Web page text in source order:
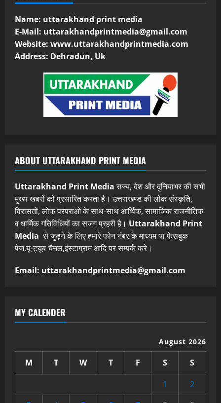
Name: uttarakhand print media
E-Mail: uttarakhandprintmedia@gmail.com
Website: www.uttarakhandprintmedia.com
Address: Dehradun, Uk
ABOUT UTTARAKHAND PRINT MEDIA
Uttarakhand Print Mediaराज्य, देश और दुनियाभर की सभी
मुख्य खबरों को प्रसारित करता है। उत्तराखण्ड की लोक संस्कृति,
विरासतों, लोक परंपराओ के साथ-साथ आर्थिक, सामाजिक राजनीतिक
व धार्मिक गतिविधियों का सजग प्रहरी है। Uttarakhand Print
Media से जुड़ने के लिए हमारे फोन नंबर के माध्यम या फेसबुक
पेज,यू-ट्यूब चैनल,इंस्टाग्राम आदि पर सम्पर्क करे।
Email: uttarakhandprintmedia@gmail.com
MY CALENDER
August 2026
M T W T F S
S
1
2